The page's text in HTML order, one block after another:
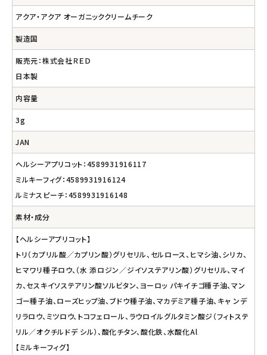
アクア・アクア オーガニッククリームチーク
製造国
販売元：株式会社ＲＥＤ
日本製
内容量
3g
JAN
ヘルシーアプリコット：4589931916117
ミルキーフィグ：4589931916124
ルミナスピーチ：4589931916148
素材・成分
【ヘルシーアプリコット】
トリ（カプリル酸／カプリン酸）グリセリル、セルロース、ヒマシ油、シリカ、
ヒマワリ種子ロウ、（水 添ロジン／ジイソステアリン酸）グリセリル、マイ
カ、セスキイソステアリン酸ソルビタン、ヨーロッ パキイチゴ種子油、マン
ゴー種子油、ローズヒップ油、ブドウ種子油、マカデミア種子油、キャ ンデ
リラロウ、ミツロウ、トコフェロール、ラウロイルグルタミン酸ジ（フィトステ
リル／オクチルドデ シル）、酸化チタン、酸化鉄、水酸化Al
【ミルキーフィグ】